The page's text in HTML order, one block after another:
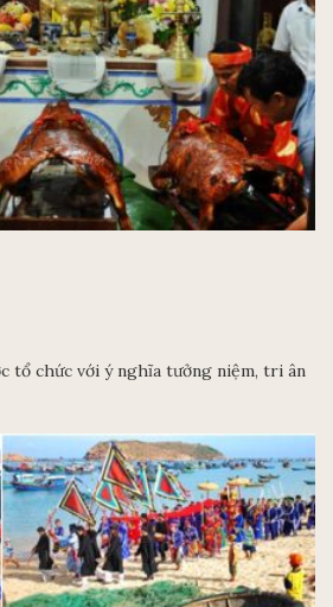
tổ chức với ý nghĩa tưởng niệm, tri ân